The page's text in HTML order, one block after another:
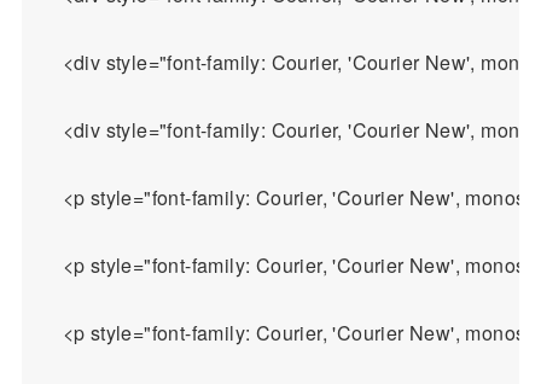
<div style="font-family: Courier, 'Courier New',
<div style="font-family: Courier, 'Courier New',
<p style="font-family: Courier, 'Courier New',
<p style="font-family: Courier, 'Courier New',
<p style="font-family: Courier, 'Courier New',